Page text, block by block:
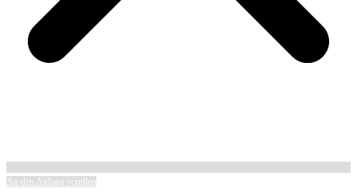
An den Anfang scrollen